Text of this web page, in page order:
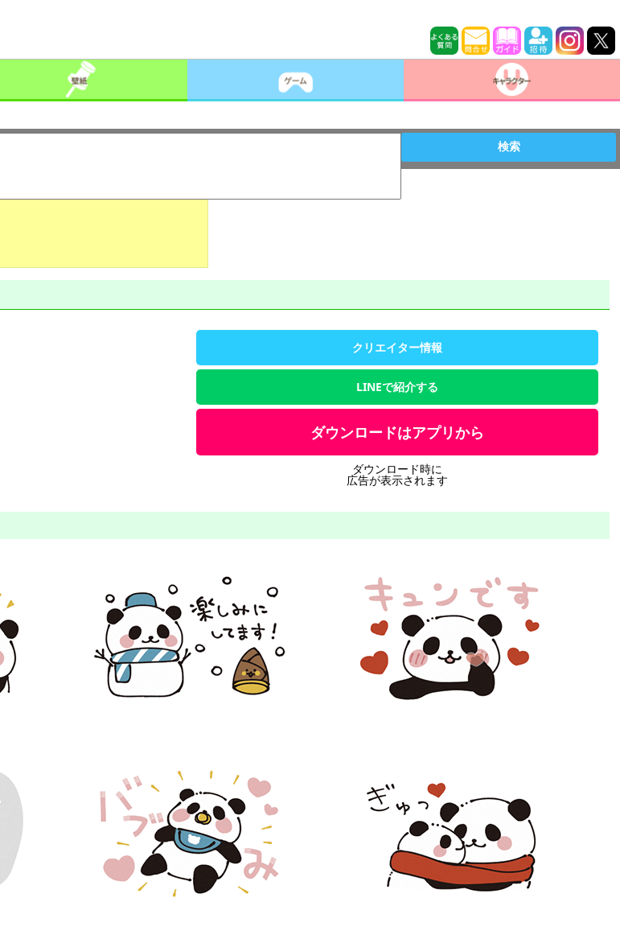
検索
クリエイター情報
LINEで紹介する
ダウンロードはアプリから
ダウンロード時に
広告が表示されます